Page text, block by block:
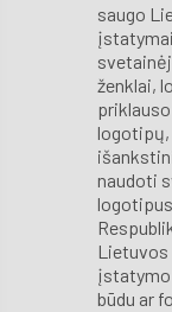
saugo Lietuvos
ženklai,
logotipų, žymenų savininkams.
naudoti
logotipus ir
Lietuvos
įstatymo
būdu ar